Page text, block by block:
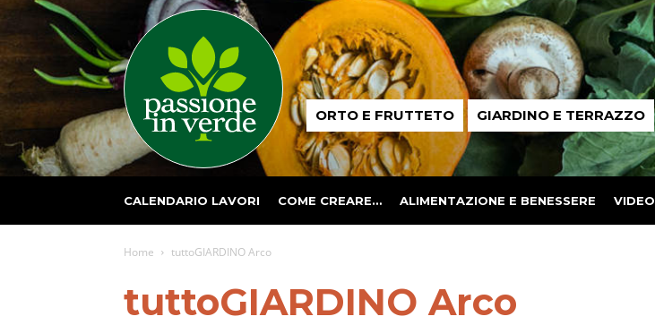
Passione
in ORTO E FRUTTETO GIARDINO E TERRAZZO
CALENDARIO LAVORI COME CREARE… ALIMENTAZIONE E BENESSERE VIDEO
Home tuttoGIARDINO Arco
tuttoGIARDINO Arco